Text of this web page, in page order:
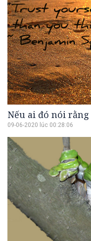
Nếu ai đó nói rằng
09-06-2020 lúc 00:28:06